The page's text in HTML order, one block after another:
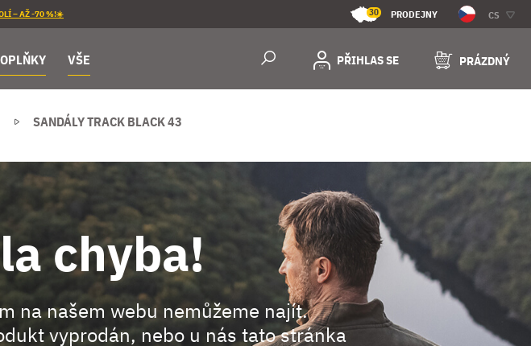
– AŽ -70 %!☀️ 30 PRODEJNY CS
VŠE PŘIHLAS SE PRÁZDNÝ
SANDÁLY TRACK BLACK 43
chyba!
na našem webu nemůžeme najít.
vyprodán, nebo u nás tato stránka